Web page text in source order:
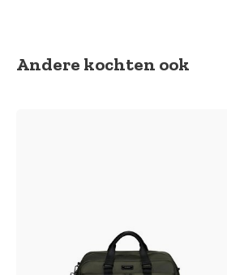
Andere kochten ook